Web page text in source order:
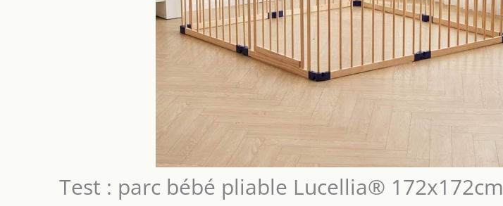
Test : parc bébé pliable Lucellia® 172x172cm